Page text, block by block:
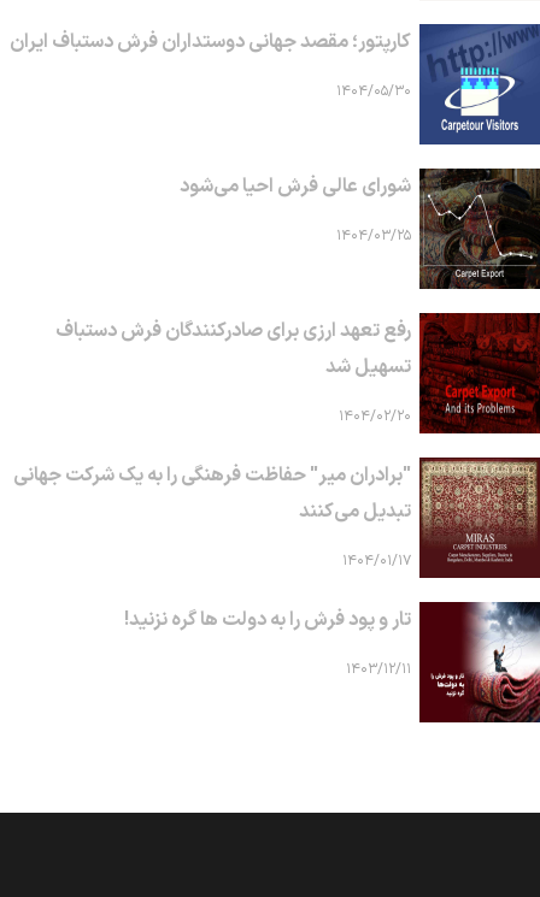
کارپتور؛ مقصد جهانی دوستداران فرش دستباف ایران
۱۴۰۴/۰۵/۳۰
شورای عالی فرش احیا می‌شود
۱۴۰۴/۰۳/۲۵
رفع تعهد ارزی برای صادرکنندگان فرش دستباف
تسهیل شد
۱۴۰۴/۰۲/۲۰
"برادران میر" حفاظت فرهنگی را به یک شرکت جهانی
تبدیل می‌کنند
۱۴۰۴/۰۱/۱۷
تار و پود فرش را به دولت ها گره نزنید!
۱۴۰۳/۱۲/۱۱